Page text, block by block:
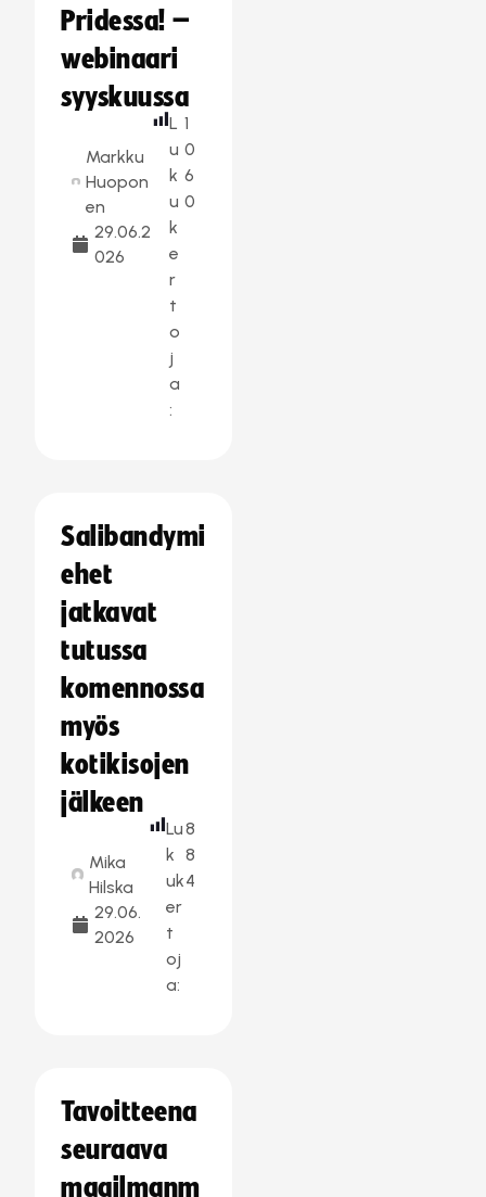
Pridessa! –
webinaari
syyskuussa
Markku
Huopon
en
29.06.2
026
L
u
k
u
k
e
r
t
o
j
a
:
1
0
6
0
Salibandymi
ehet
jatkavat
tutussa
komennossa
myös
kotikisojen
jälkeen
Mika
Hilska
29.06.
2026
Lu
k
uk
er
t
oj
a:
8
8
4
Tavoitteena
seuraava
maailmanm